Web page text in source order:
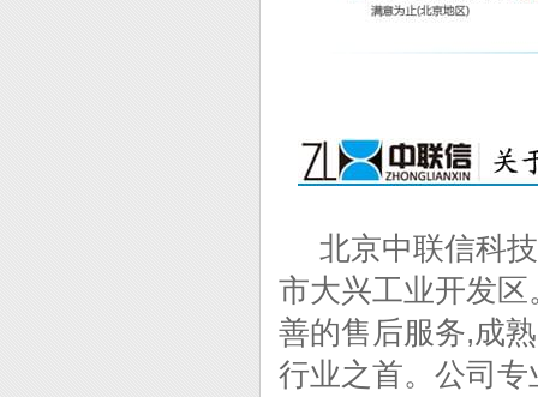
北京中联信科技
市大兴工业开发
善的售后服务,成
行业之首。公司